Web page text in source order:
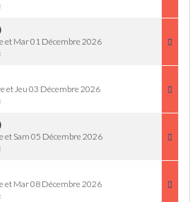
et Mar 01 Décembre 2026
et Jeu 03 Décembre 2026
et Sam 05 Décembre 2026
et Mar 08 Décembre 2026